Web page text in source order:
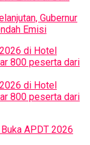
Gubernur
Emisi
APDT 2026